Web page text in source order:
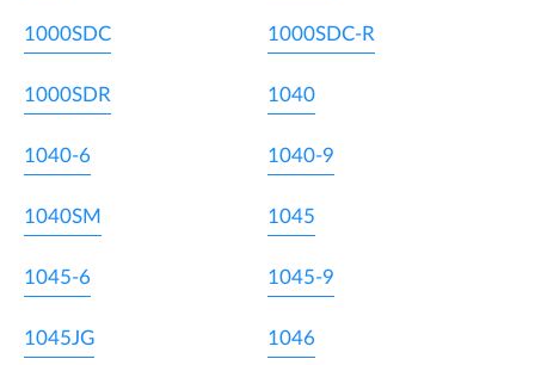
1000SDC 1000SDC-R
1000SDR 1040
1040-6 1040-9
1040SM 1045
1045-6 1045-9
1045JG 1046